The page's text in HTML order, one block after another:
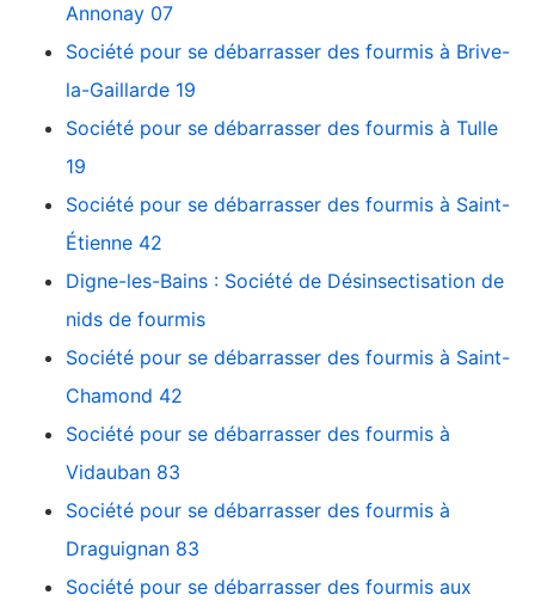
Annonay 07
Société pour se débarrasser des fourmis à Brive-
la-Gaillarde 19
Société pour se débarrasser des fourmis à Tulle
19
Société pour se débarrasser des fourmis à Saint-
Étienne 42
Digne-les-Bains : Société de Désinsectisation de
nids de fourmis
Société pour se débarrasser des fourmis à Saint-
Chamond 42
Société pour se débarrasser des fourmis à
Vidauban 83
Société pour se débarrasser des fourmis à
Draguignan 83
Société pour se débarrasser des fourmis aux